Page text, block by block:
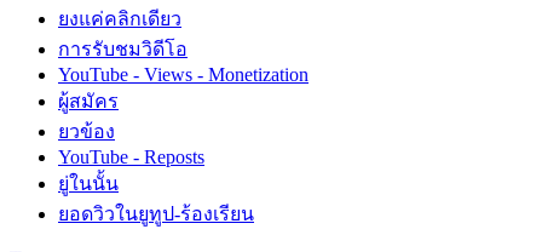
ยงแค่คลิกเดียว
การรับชมวิดีโอ
YouTube - Views - Monetization
ผู้สมัคร
ยวข้อง
YouTube - Reposts
ยู่ในนั้น
ยอดวิวในยูทูป-ร้องเรียน